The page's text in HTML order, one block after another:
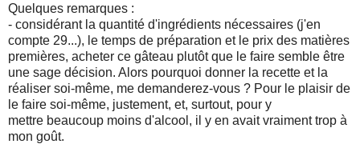
Quelques remarques :
- considérant la quantité d'ingrédients nécessaires (j'en
compte 29...), le temps de préparation et le prix des matières
premières, acheter ce gâteau plutôt que le faire semble être
une sage décision. Alors pourquoi donner la recette et la
réaliser soi-même, me demanderez-vous ? Pour le plaisir de
le faire soi-même, justement, et, surtout, pour y
mettre beaucoup moins d'alcool, il y en avait vraiment trop à
mon goût.